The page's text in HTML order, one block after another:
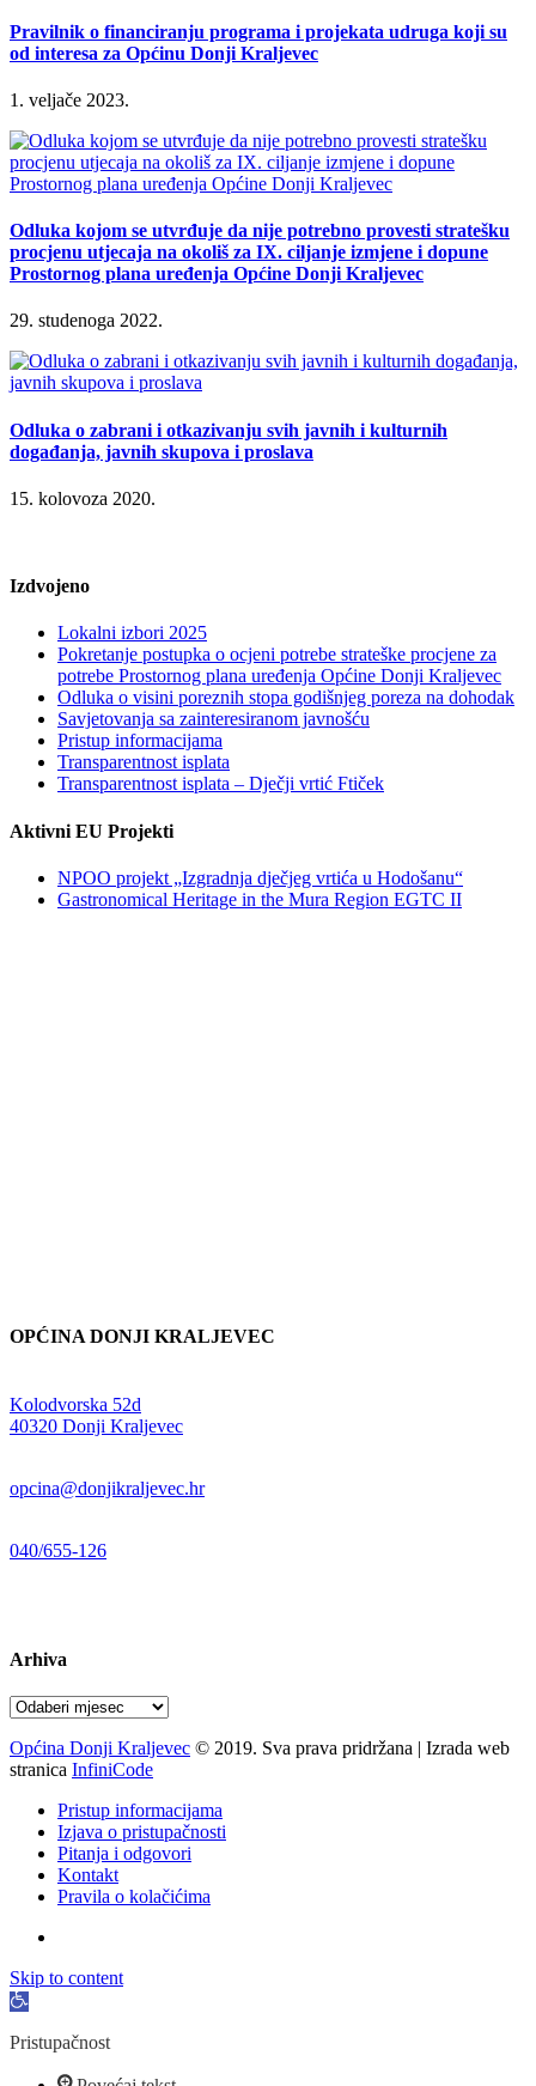
Pravilnik o financiranju programa i projekata udruga koji su
od interesa za Općinu Donji Kraljevec
1. veljače 2023.
Odluka kojom se utvrđuje da nije potrebno provesti stratešku
procjenu utjecaja na okoliš za IX. ciljanje izmjene i dopune
Prostornog plana uređenja Općine Donji Kraljevec
29. studenoga 2022.
Odluka o zabrani i otkazivanju svih javnih i kulturnih
događanja, javnih skupova i proslava
15. kolovoza 2020.
Izdvojeno
Lokalni izbori 2025
Pokretanje postupka o ocjeni potrebe strateške procjene za
potrebe Prostornog plana uređenja Općine Donji Kraljevec
Odluka o visini poreznih stopa godišnjeg poreza na dohodak
Savjetovanja sa zainteresiranom javnošću
Pristup informacijama
Transparentnost isplata
Transparentnost isplata – Dječji vrtić Ftiček
Aktivni EU Projekti
NPOO projekt „Izgradnja dječjeg vrtića u Hodošanu“
Gastronomical Heritage in the Mura Region EGTC II
OPĆINA DONJI KRALJEVEC
Kolodvorska 52d
40320 Donji Kraljevec
opcina@donjikraljevec.hr
040/655-126
Arhiva
Arhiva
Općina Donji Kraljevec © 2019. Sva prava pridržana | Izrada web
stranica InfiniCode
Pristup informacijama
Izjava o pristupačnosti
Pitanja i odgovori
Kontakt
Pravila o kolačićima
Skip to content
Open
Pristupačnost